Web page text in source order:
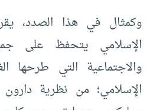
وكمثال في هذا الصدد،
الإسلامي يتحفظ على
والاجتماعية التي طرحها
الإسلامي؛ من نظرية